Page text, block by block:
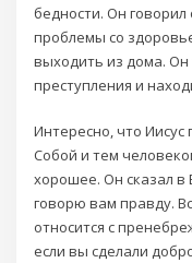
бедности. Он
проблемы со
выходить из дома. Он
преступления и
Интересно, что
Собой и тем
хорошее. Он сказал в
говорю вам правду.
относится с
если вы сделали